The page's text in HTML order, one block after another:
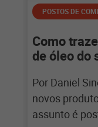
POSTOS DE
Como
de óleo do
Por Daniel
novos
assunto é